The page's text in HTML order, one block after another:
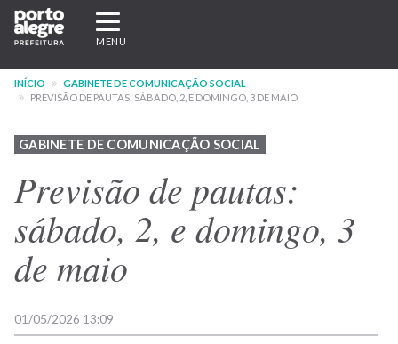
Pular
para
conteúdo
principal
Expandir/recolher
navegação
MENU
INÍCIO
GABINETE DE COMUNICAÇÃO SOCIAL
PREVISÃO DE PAUTAS: SÁBADO, 2, E DOMINGO, 3 DE MAIO
GABINETE DE COMUNICAÇÃO SOCIAL
Previsão de pautas:
sábado, 2, e domingo, 3
de maio
01/05/2026 13:09